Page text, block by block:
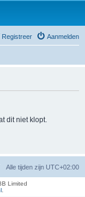
Aanmelden
Registreer
dit niet klopt.
Alle tijden zijn UTC+02:00
Limited